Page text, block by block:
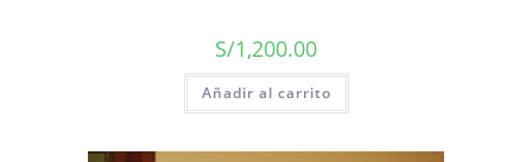
S/1,200.00
Añadir al carrito